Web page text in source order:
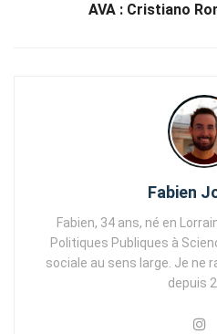
AVA : Cristiano
Fabien
Fabien, 34 ans, né en
Politiques Publiques à
sociale au sens large. Je ne
depuis